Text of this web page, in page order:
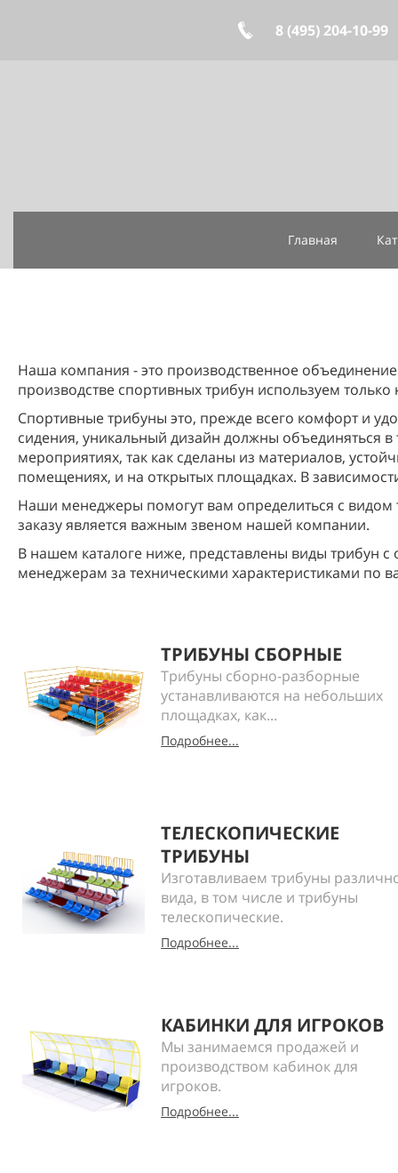
8 (495) 204-10-99
Главная
Наша компания - это производственное
производстве спортивных трибун используем
Спортивные трибуны это, прежде всего комфорт и
сидения, уникальный дизайн должны объединяться
мероприятиях, так как сделаны из материалов,
помещениях, и на открытых площадках. В
Наши менеджеры помогут вам определиться с
заказу является важным звеном нашей компании.
В нашем каталоге ниже, представлены виды трибун
менеджерам за техническими характеристиками по
ТРИБУНЫ СБОРНЫЕ
Трибуны сборно-разборные
устанавливаются на небольших
площадках, как...
Подробнее...
ТЕЛЕСКОПИЧЕСКИЕ
ТРИБУНЫ
Изготавливаем трибуны
вида, в том числе и трибуны
телескопические.
Подробнее...
КАБИНКИ ДЛЯ ИГРОКОВ
Мы занимаемся продажей и
производством кабинок для
игроков.
Подробнее...